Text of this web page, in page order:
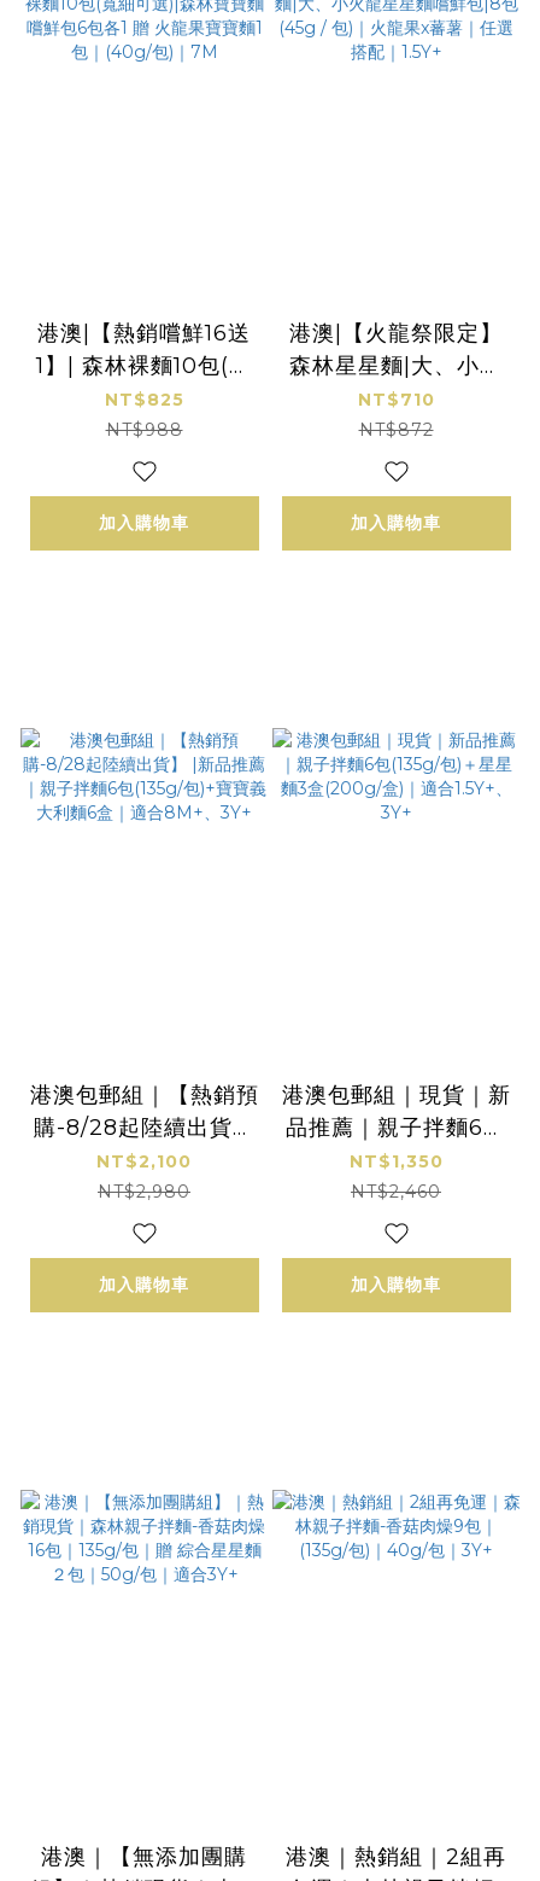
港澳|【熱銷嚐鮮16送
1】| 森林裸麵10包(寬
細可選)|森林寶寶麵嚐
鮮包6包各1 贈 火龍果
寶寶麵1包｜(40g/包)
｜7M
NT$825
NT$988
加入購物車
港澳|【火龍祭限定】
森林星星麵|大、小火
龍星星麵嚐鮮包|8包(4
5g / 包)｜火龍果x蕃
薯｜任選搭配｜1.5Y+
NT$710
NT$872
加入購物車
港澳包郵組｜【熱銷預
購-8/28起陸續出貨】
|新品推薦｜親子拌麵6
包(135g/包)+寶寶義大
利麵6盒｜適合8M+、
3Y+
NT$2,100
NT$2,980
加入購物車
港澳包郵組｜現貨｜新
品推薦｜親子拌麵6包
(135g/包)＋星星麵3盒
(200g/盒)｜適合1.5Y
+、3Y+
NT$1,350
NT$2,460
加入購物車
港澳｜【無添加團購
港澳｜熱銷組｜2組再